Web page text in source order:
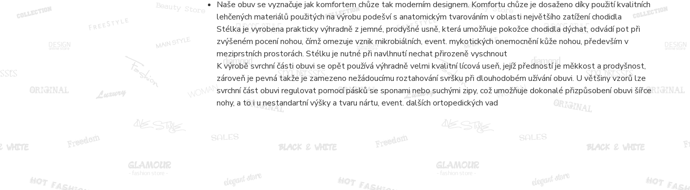
Naše obuv se vyznačuje jak komfortem chůze tak moderním designem. Komfortu chůze je dosaženo díky použití kvalitních
lehčených materiálů použitých na výrobu podešví s anatomickým tvarováním v oblasti největšího zatížení chodidla
Stélka je vyrobena prakticky výhradně z jemné, prodyšné usně, která umožňuje pokožce chodidla dýchat, odvádí pot při
zvýšeném pocení nohou, čímž omezuje vznik mikrobiálních, event. mykotických onemocnění kůže nohou, především v
meziprstních prostorách. Stélku je nutné při navlhnutí nechat přirozeně vyschnout
K výrobě svrchní části obuvi se opět používá výhradně velmi kvalitní lícová useň, jejíž předností je měkkost a prodyšnost,
zároveň je pevná takže je zamezeno nežádoucímu roztahování svršku při dlouhodobém užívání obuvi. U většiny vzorů lze
svrchní část obuvi regulovat pomocí pásků se sponami nebo suchými zipy, což umožňuje dokonalé přizpůsobení obuvi šířce
nohy, a to i u nestandartní výšky a tvaru nártu, event. dalších ortopedických vad